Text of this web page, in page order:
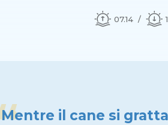
07.14
Mentre il cane si